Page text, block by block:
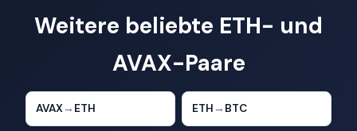
Weitere beliebte ETH- und
AVAX-Paare
AVAX→ ETH ETH → BTC